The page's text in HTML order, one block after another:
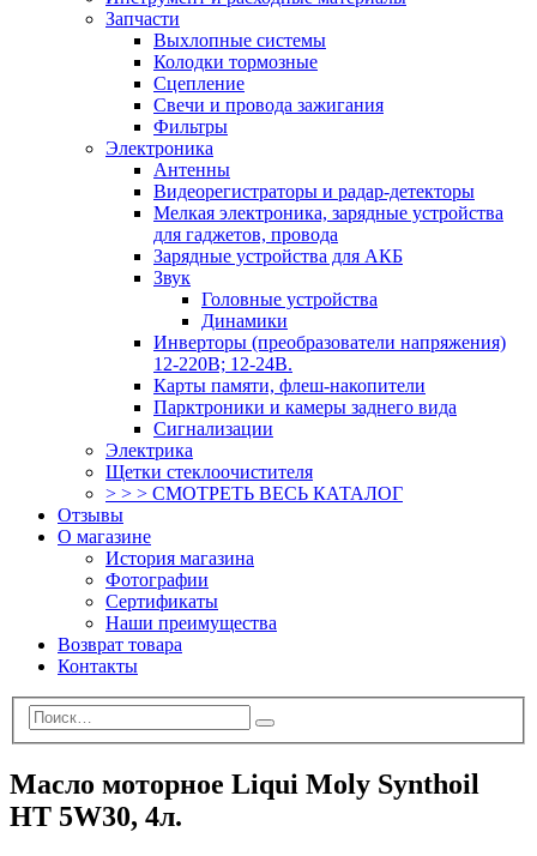
Запчасти
Выхлопные системы
Колодки тормозные
Сцепление
Свечи и провода зажигания
Фильтры
Электроника
Антенны
Видеорегистраторы и радар-детекторы
Мелкая электроника, зарядные устройства
для гаджетов, провода
Зарядные устройства для АКБ
Звук
Головные устройства
Динамики
Инверторы (преобразователи напряжения)
12-220В; 12-24В.
Карты памяти, флеш-накопители
Парктроники и камеры заднего вида
Сигнализации
Электрика
Щетки стеклоочистителя
> > > СМОТРЕТЬ ВЕСЬ КАТАЛОГ
Отзывы
О магазине
История магазина
Фотографии
Сертификаты
Наши преимущества
Возврат товара
Контакты
Масло моторное Liqui Moly Synthoil
HT 5W30, 4л.